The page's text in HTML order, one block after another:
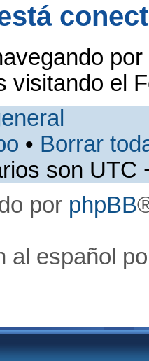
visitando el
• Borrar
son UTC
por phpBB
al español